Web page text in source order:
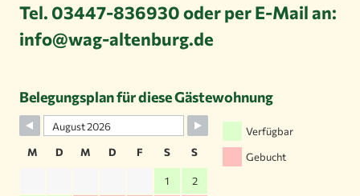
Tel. 03447-836930 oder per E-Mail an:
info@wag-altenburg.de
Belegungsplan für diese Gästewohnung
Verfügbar
Gebucht
M D M D F S S
1 2